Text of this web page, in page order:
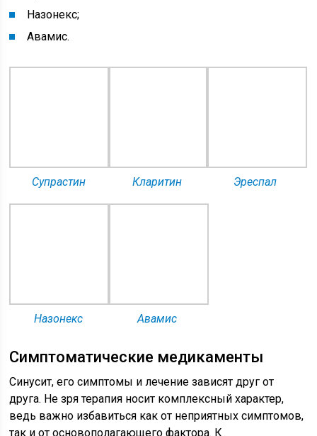
Назонекс;
Авамис.
Супрастин Кларитин Эреспал
Назонекс Авамис
Симптоматические медикаменты
Синусит, его симптомы и лечение зависят друг от
друга. Не зря терапия носит комплексный характер,
ведь важно избавиться как от неприятных симптомов,
так и от основополагающего фактора. К